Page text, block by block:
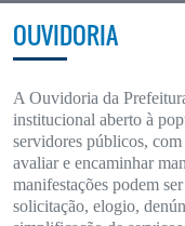
OUVIDORIA
A Ouvidoria da
institucional aberto à
servidores públicos,
avaliar e encaminhar
manifestações podem
solicitação, elogio,